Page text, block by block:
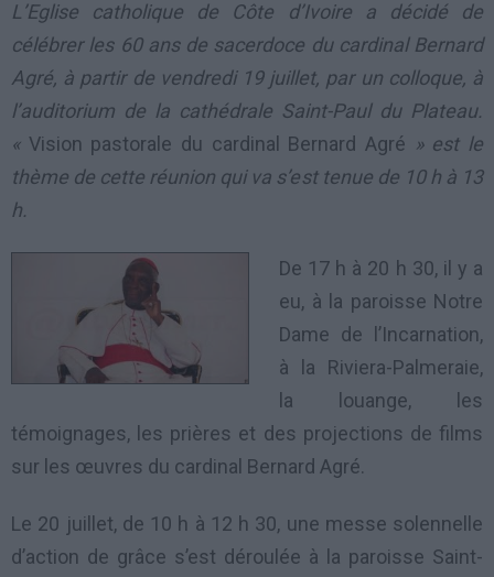
L’Eglise catholique de Côte d’Ivoire a décidé de
célébrer les 60 ans de sacerdoce du cardinal Bernard
Agré, à partir de vendredi 19 juillet, par un colloque, à
l’auditorium de la cathédrale Saint-Paul du Plateau.
« Vision pastorale du cardinal Bernard Agré » est le
thème de cette réunion qui va s’est tenue de 10 h à 13
h.
De 17 h à 20 h 30, il y a
eu, à la paroisse Notre
Dame de l’Incarnation,
à la Riviera-Palmeraie,
la louange, les
témoignages, les prières et des projections de films
sur les œuvres du cardinal Bernard Agré.
Le 20 juillet, de 10 h à 12 h 30, une messe solennelle
d’action de grâce s’est déroulée à la paroisse Saint-